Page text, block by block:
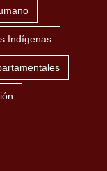
Indígenas